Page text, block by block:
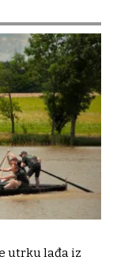
utrku lađa iz